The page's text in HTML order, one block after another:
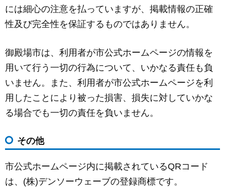
には細心の注意を払っていますが、掲載情報の正確
性及び完全性を保証するものではありません。
御殿場市は、利用者が市公式ホームページの情報を
用いて行う一切の行為について、いかなる責任も負
いません。また、利用者が市公式ホームページを利
用したことにより被った損害、損失に対していかな
る場合でも一切の責任を負いません。
その他
市公式ホームページ内に掲載されているQRコード
は、(株)デンソーウェーブの登録商標です。